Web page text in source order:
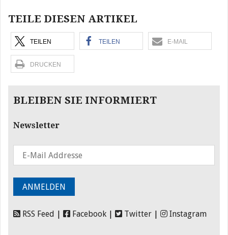
TEILE DIESEN ARTIKEL
TEILEN TEILEN E-MAIL
DRUCKEN
BLEIBEN SIE INFORMIERT
Newsletter
RSS Feed Facebook Twitter Instagram